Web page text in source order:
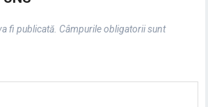
fi publicată. Câmpurile obligatorii sunt